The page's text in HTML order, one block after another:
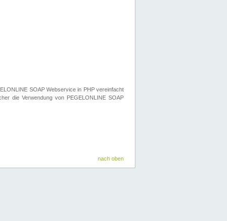
SOAP Webservice in PHP vereinfacht
die Verwendung von PEGELONLINE SOAP
nach oben